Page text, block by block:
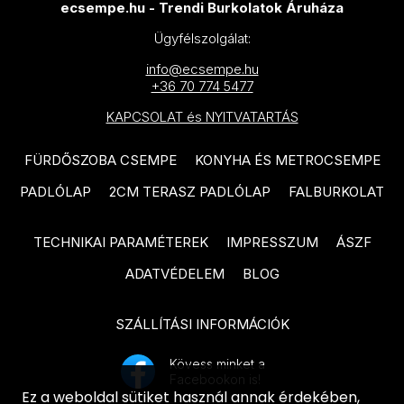
PARADYZ Fuentes termékcsalád
PARADYZ Puris termékcsalád
PARADYZ Urban Colours
termékcsalád
TAU Bianchi termékcsalád
TAU Mailocia termékcsalád
termékcsalád
DOMINO Dover termékcsalád
DOMINO Tibi termékcsalád
MAINZU Aterra termékcsalád
MAINZU Murales Optym
MAINZU Florentine termékcsalád
MAINZU Taipei termékcsalád
MAINZU Greece termékcsalád
MAINZU Halo termékcsalád
MAINZU Mikron termékcsalád
MAINZU Vintage termékcsalád
MAINZU Onix termékcsalád
MAINZU Normandy termékcsalád
ecsempe.hu - Trendi Burkolatok Áruháza
Ügyfélszolgálat:
info@ecsempe.hu
+36 70 774 5477
KAPCSOLAT és NYITVATARTÁS
FÜRDŐSZOBA CSEMPE
KONYHA ÉS METROCSEMPE
PADLÓLAP
2CM TERASZ PADLÓLAP FALBURKOLAT
TECHNIKAI PARAMÉTEREK IMPRESSZUM
ÁSZF
ADATVÉDELEM
BLOG
SZÁLLÍTÁSI INFORMÁCIÓK
Kövess minket a
Facebookon is!
Ez a weboldal sütiket használ annak érdekében,